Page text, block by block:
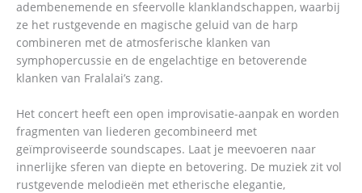
adembenemende en sfeervolle klanklandschappen, waarbij
ze het rustgevende en magische geluid van de harp
combineren met de atmosferische klanken van
symphopercussie en de engelachtige en betoverende
klanken van Fralalai’s zang.
Het concert heeft een open improvisatie-aanpak en worden
fragmenten van liederen gecombineerd met
geïmproviseerde soundscapes. Laat je meevoeren naar
innerlijke sferen van diepte en betovering. De muziek zit vol
rustgevende melodieën met etherische elegantie,